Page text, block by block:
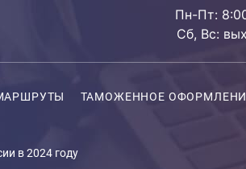
Пн-Пт:
Сб, Вс:
ТАМОЖЕННОЕ
в 2024 году